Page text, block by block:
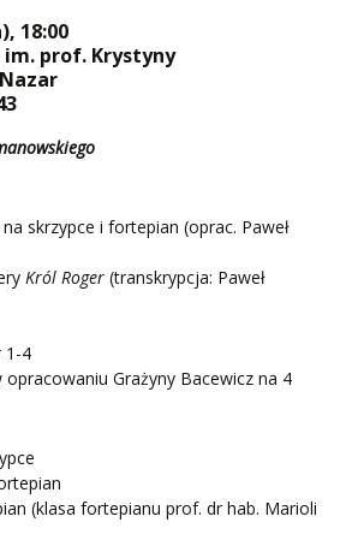
18:00
im. prof. Krystyny
na skrzypce i fortepian (oprac. Paweł
Król Roger (transkrypcja: Paweł
1-4
opracowaniu Grażyny Bacewicz na 4
(klasa fortepianu prof. dr hab. Marioli